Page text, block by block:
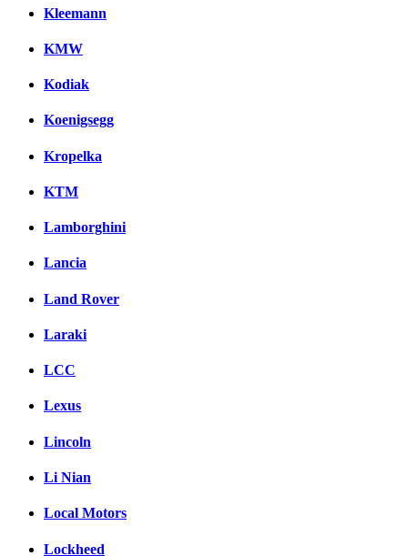
Kleemann
KMW
Kodiak
Koenigsegg
Kropelka
KTM
Lamborghini
Lancia
Land Rover
Laraki
LCC
Lexus
Lincoln
Li Nian
Local Motors
Lockheed